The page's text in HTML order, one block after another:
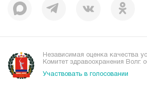
Независимая оценка качества
Комитет здравоохранения Волг.
Участвовать в голосовании